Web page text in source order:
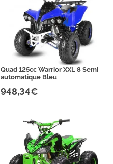
Quad 125cc Warrior XXL 8 Semi
automatique Bleu
948,34€